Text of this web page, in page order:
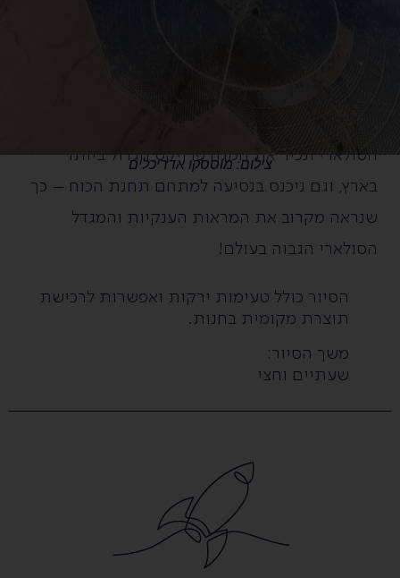
צילום: מוססקו אדריכלים
במדבר ואיך החדשנות המקומית יצרה פתרונות
הסולארי ונכיר את המגה פרויקט הגדול ביותר
בארץ, וגם ניכנס בנסיעה למתחם תחנת הכוח – כך
שנראה מקרוב את המראות הענקיות והמגדל
הסולארי הגבוה בעולם!
הסיור כולל טעימות ירקות ואפשרות לרכישת
תוצרת מקומית בחנות.
משך הסיור:
שעתיים וחצי